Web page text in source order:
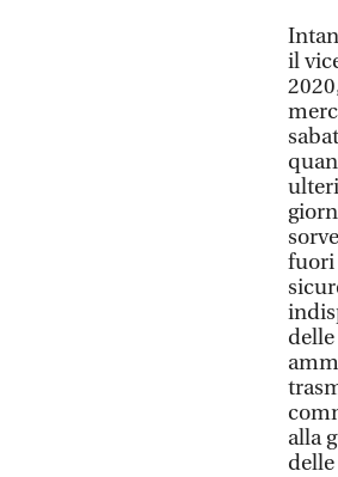
il
fuori
alla